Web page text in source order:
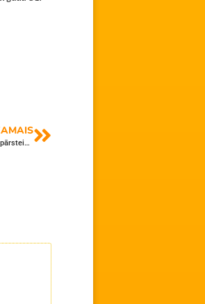
Eiropas diena Daugavpils Zinātņu vidusskolā: zināšanas, azarts un saldi pārsteigumi